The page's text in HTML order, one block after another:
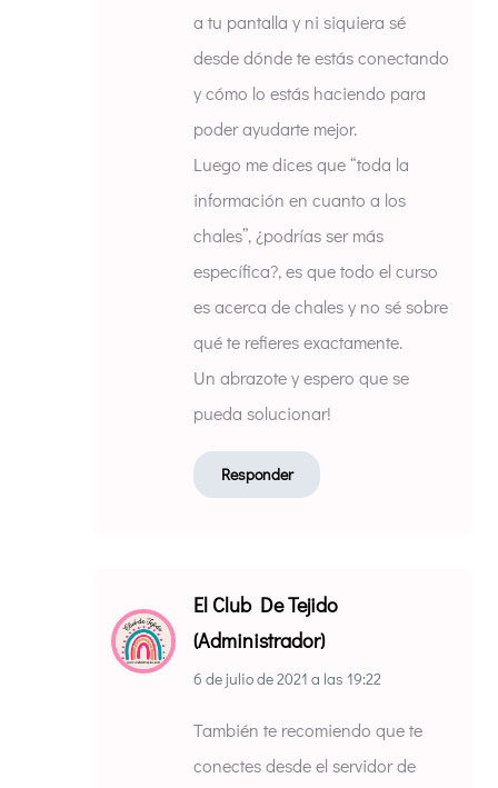
a tu pantalla y ni siquiera sé
desde dónde te estás conectando
y cómo lo estás haciendo para
poder ayudarte mejor.
Luego me dices que “toda la
información en cuanto a los
chales”, ¿podrías ser más
específica?, es que todo el curso
es acerca de chales y no sé sobre
qué te refieres exactamente.
Un abrazote y espero que se
pueda solucionar!
Responder
El Club De Tejido
(Administrador)
6 de julio de 2021 a las 19:22
También te recomiendo que te
conectes desde el servidor de